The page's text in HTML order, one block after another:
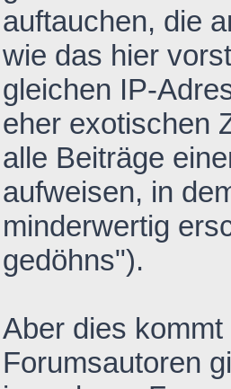
auftauchen, die
wie das hier
gleichen IP-
eher exotischen
alle Beiträge
aufweisen, in
minderwertig
gedöhns").
Aber dies
Forumsautoren